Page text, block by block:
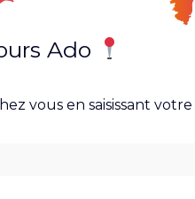
Ado
vous en saisissant